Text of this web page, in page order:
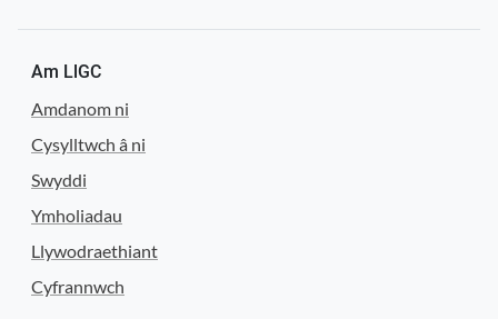
Am LlGC
Amdanom ni
Cysylltwch â ni
Swyddi
Ymholiadau
Llywodraethiant
Cyfrannwch